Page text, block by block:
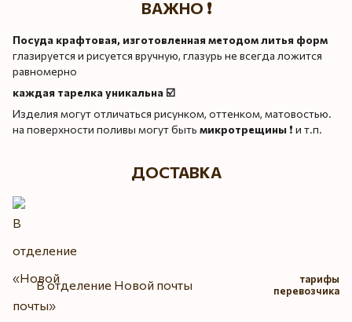
ВАЖНО ❗️
Посуда крафтовая, изготовленная методом литья форм
глазируется и рисуется вручную, глазурь не всегда ложится
равномерно
каждая тарелка уникальна ☑️
Изделия могут отличаться рисунком, оттенком, матовостью.
на поверхности поливы могут быть микротрещины ❗️ и т.п.
ДОСТАВКА
В отделение Новой почты
тарифы
перевозчика